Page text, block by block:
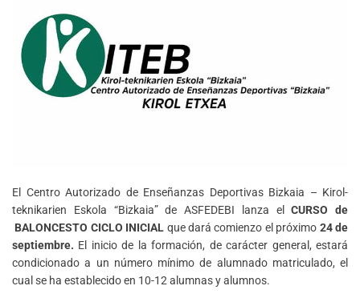
El Centro Autorizado de Enseñanzas Deportivas Bizkaia – Kirol-
teknikarien Eskola “Bizkaia” de ASFEDEBI lanza elCURSO de
BALONCESTO CICLO INICIAL que dará comienzo el próximo 24 de
septiembre. El inicio de la formación, de carácter general, estará
condicionado a un número mínimo de alumnado matriculado, el
cual se ha establecido en 10-12 alumnas y alumnos.